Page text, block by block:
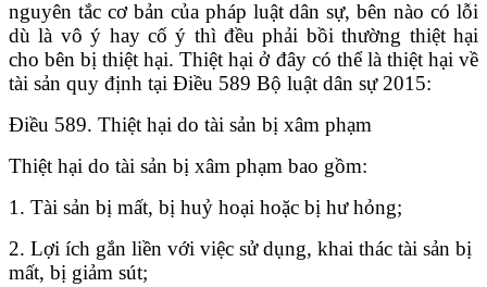
nguyên tắc cơ bản của pháp luật dân sự, bên nào có lỗi
dù là vô ý hay cố ý thì đều phải bồi thường thiệt hại
cho bên bị thiệt hại. Thiệt hại ở đây có thể là thiệt hại về
tài sản quy định tại Điều 589 Bộ luật dân sự 2015:
Điều 589. Thiệt hại do tài sản bị xâm phạm
Thiệt hại do tài sản bị xâm phạm bao gồm:
1. Tài sản bị mất, bị huỷ hoại hoặc bị hư hỏng;
2. Lợi ích gắn liền với việc sử dụng, khai thác tài sản bị
mất, bị giảm sút;